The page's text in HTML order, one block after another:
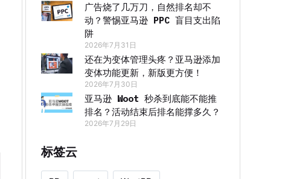
广告烧了几万刀，自然排名却不
动？警惕亚马逊 PPC 盲目支出陷
阱
2026年7月31日
还在为变体管理头疼？亚马逊添加
变体功能更新，新版更方便！
2026年7月30日
亚马逊 Woot 秒杀到底能不能推
排名？活动结束后排名能撑多久？
2026年7月29日
标签云